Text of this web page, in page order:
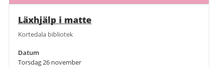
Läxhjälp i matte
Kortedala bibliotek
Datum
Torsdag 26 november